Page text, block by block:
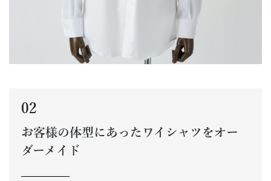
02
お客様の体型にあったワイシャツをオー
ダーメイド